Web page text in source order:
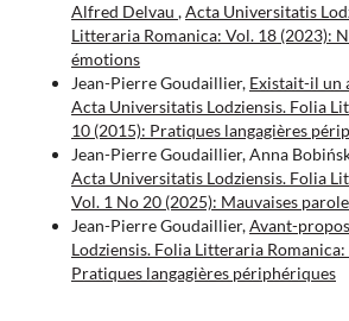
Alfred Delvau ,Acta Universitatis
Litteraria Romanica: Vol. 18 (2023):
émotions
Jean-Pierre Goudaillier, Existait-il un
Acta Universitatis Lodziensis. Folia
10 (2015): Pratiques langagières
Jean-Pierre Goudaillier, Anna
Acta Universitatis Lodziensis. Folia
Vol. 1 No 20 (2025): Mauvaises
Jean-Pierre Goudaillier,Avant-propos
Lodziensis. Folia Litteraria
Pratiques langagières périphériques